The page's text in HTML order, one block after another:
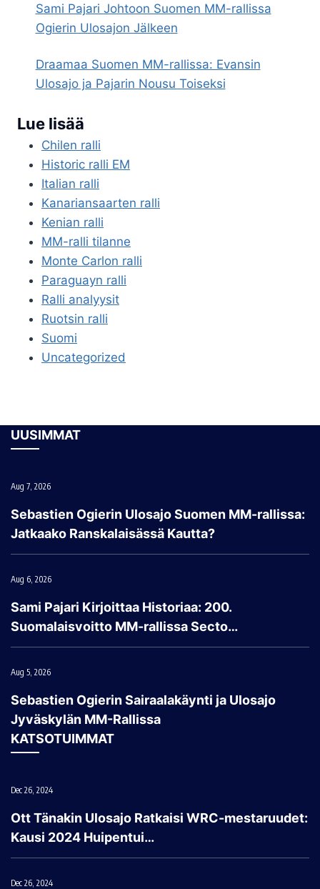
Sami Pajari Johtoon Suomen MM-rallissa
Ogierin Ulosajon Jälkeen
Draamaa Suomen MM-rallissa: Evansin
Ulosajo ja Pajarin Nousu Toiseksi
Lue lisää
Chilen ralli
Historic ralli EM
Italian ralli
Kanariansaarten ralli
Kenian ralli
MM-ralli tilanne
Monte Carlon ralli
Paraguayn ralli
Ralli analyysit
Ruotsin ralli
Suomi
Uncategorized
UUSIMMAT
Aug 7, 2026
Sebastien Ogierin Ulosajo Suomen MM-rallissa:
Jatkaako Ranskalaisässä Kautta?
Aug 6, 2026
Sami Pajari Kirjoittaa Historiaa: 200.
Suomalaisvoitto MM-rallissa Secto…
Aug 5, 2026
Sebastien Ogierin Sairaalakäynti ja Ulosajo
Jyväskylän MM-Rallissa
KATSOTUIMMAT
Dec 26, 2024
Ott Tänakin Ulosajo Ratkaisi WRC-mestaruudet:
Kausi 2024 Huipentui…
Dec 26, 2024